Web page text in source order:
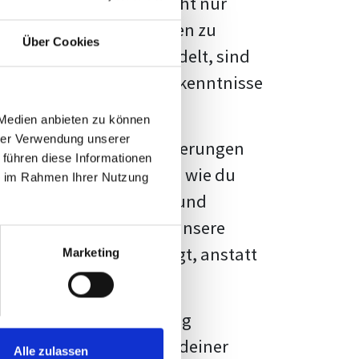
Über Cookies
anbieten zu können
Verwendung unserer
diese Informationen
Rahmen Ihrer Nutzung
Marketing
Alle zulassen
Fakten und Quellen zu
handelt, sind
und Erkenntnisse
vor diesen Herausforderungen
kannst, sondern auch, wie du
Formatierung und
Erwartungen, und unsere
Vorlage zeigt, anstatt
große Herausforderung
wird die Formatierung deiner